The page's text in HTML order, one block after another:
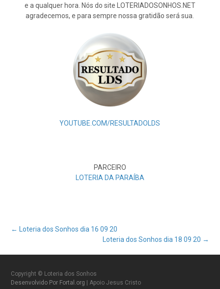
e a qualquer hora. Nós do site LOTERIADOSONHOS.NET
agradecemos, e para sempre nossa gratidão será sua.
YOUTUBE.COM/RESULTADOLDS
PARCEIRO
LOTERIA DA PARAÍBA
Post
navigation
← Loteria dos Sonhos dia 16 09 20
Loteria dos Sonhos dia 18 09 20 →
Copyright © Loteria dos Sonhos
Desenvolvido Por Fortal.org
| Apoio Jesus Cristo